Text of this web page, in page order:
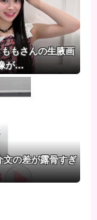
もさんの生腋画
が…
文の差が露骨すぎ